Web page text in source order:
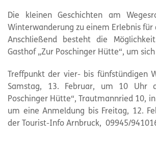
Die kleinen Geschichten am
Winterwanderung zu einem Erlebnis für
Anschließend besteht die
Gasthof „Zur Poschinger Hütte“, um
Treffpunkt der vier- bis fünfstündigen
Samstag, 13. Februar, um 10 Uhr
Poschinger Hütte“, Trautmannried 10,
um eine Anmeldung bis Freitag, 12.
der Tourist-Info Arnbruck, 09945/